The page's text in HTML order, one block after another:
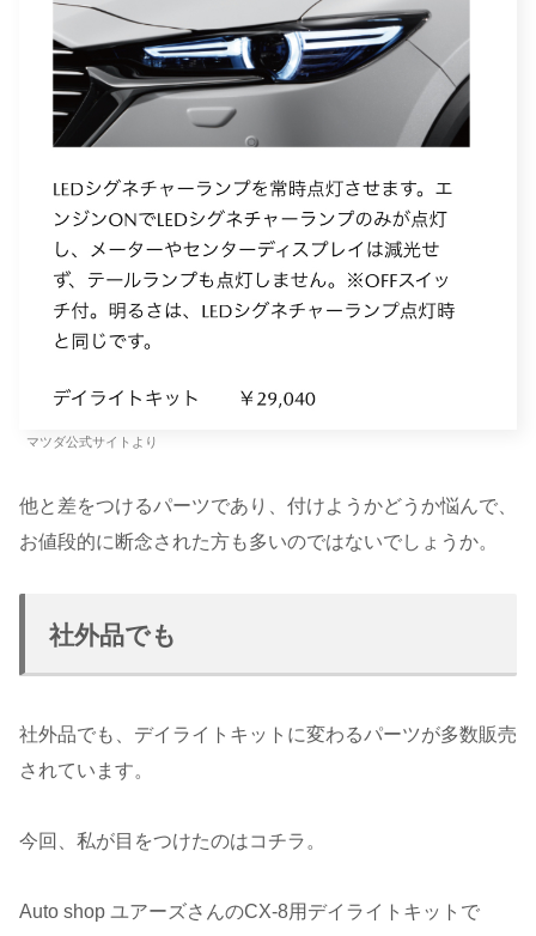
マツダ公式サイトより
他と差をつけるパーツであり、付けようかどうか悩んで、
お値段的に断念された方も多いのではないでしょうか。
社外品でも
社外品でも、デイライトキットに変わるパーツが多数販売
されています。
今回、私が目をつけたのはコチラ。
Auto shop ユアーズさんのCX-8用デイライトキットで